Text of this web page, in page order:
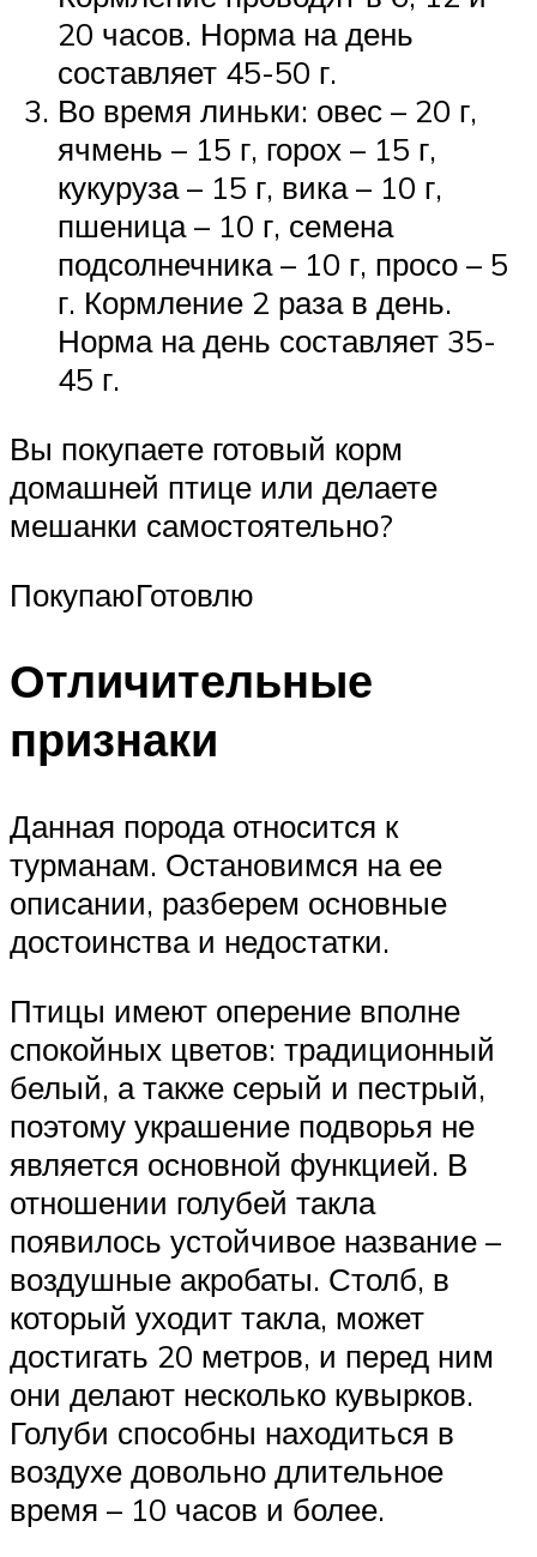
20 часов. Норма на день
составляет 45-50 г.
Во время линьки: овес – 20 г,
ячмень – 15 г, горох – 15 г,
кукуруза – 15 г, вика – 10 г,
пшеница – 10 г, семена
подсолнечника – 10 г, просо – 5
г. Кормление 2 раза в день.
Норма на день составляет 35-
45 г.
Вы покупаете готовый корм
домашней птице или делаете
мешанки самостоятельно?
ПокупаюГотовлю
Отличительные
признаки
Данная порода относится к
турманам. Остановимся на ее
описании, разберем основные
достоинства и недостатки.
Птицы имеют оперение вполне
спокойных цветов: традиционный
белый, а также серый и пестрый,
поэтому украшение подворья не
является основной функцией. В
отношении голубей такла
появилось устойчивое название –
воздушные акробаты. Столб, в
который уходит такла, может
достигать 20 метров, и перед ним
они делают несколько кувырков.
Голуби способны находиться в
воздухе довольно длительное
время – 10 часов и более.